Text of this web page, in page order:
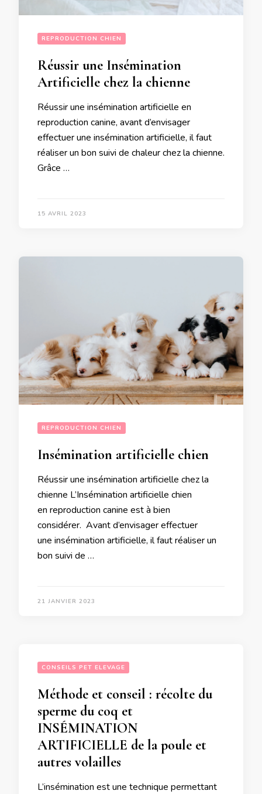
REPRODUCTION CHIEN
Réussir une Insémination
Artificielle chez la chienne
Réussir une insémination artificielle en
reproduction canine, avant d’envisager
effectuer une insémination artificielle, il faut
réaliser un bon suivi de chaleur chez la chienne.
Grâce …
15 AVRIL 2023
REPRODUCTION CHIEN
Insémination artificielle chien
Réussir une insémination artificielle chez la
chienne L’Insémination artificielle chien
en reproduction canine est à bien
considérer. Avant d’envisager effectuer
une insémination artificielle, il faut réaliser un
bon suivi de …
21 JANVIER 2023
CONSEILS PET ELEVAGE
Méthode et conseil : récolte du
sperme du coq et
INSÉMINATION
ARTIFICIELLE de la poule et
autres volailles
L’insémination est une technique permettant